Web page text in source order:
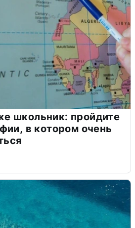
школьник: пройдите
в котором очень